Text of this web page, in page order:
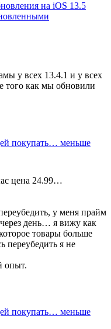
на iOS 13.5
у всех 13.4.1 и у всех
того как мы обновили
покупать… меньше
цена 24.99…
у меня прайм
день… я вижу как
товары больше
переубедить я не
опыт.
покупать… меньше